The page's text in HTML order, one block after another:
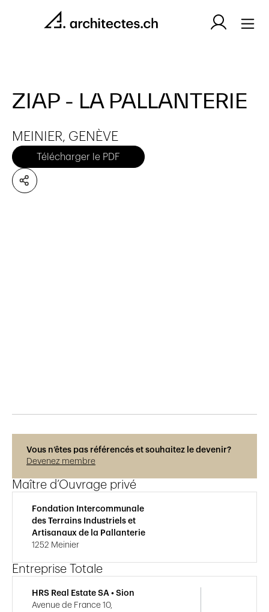
ZIAP - LA PALLANTERIE
MEINIER, GENÈVE
Télécharger le PDF
Vous n’êtes pas référencés et souhaitez le devenir?
Devenez membre
Maître d’Ouvrage privé
Fondation Intercommunale
des Terrains Industriels et
Artisanaux de la Pallanterie
1252 Meinier
Entreprise Totale
HRS Real Estate SA • Sion
Avenue de France 10,